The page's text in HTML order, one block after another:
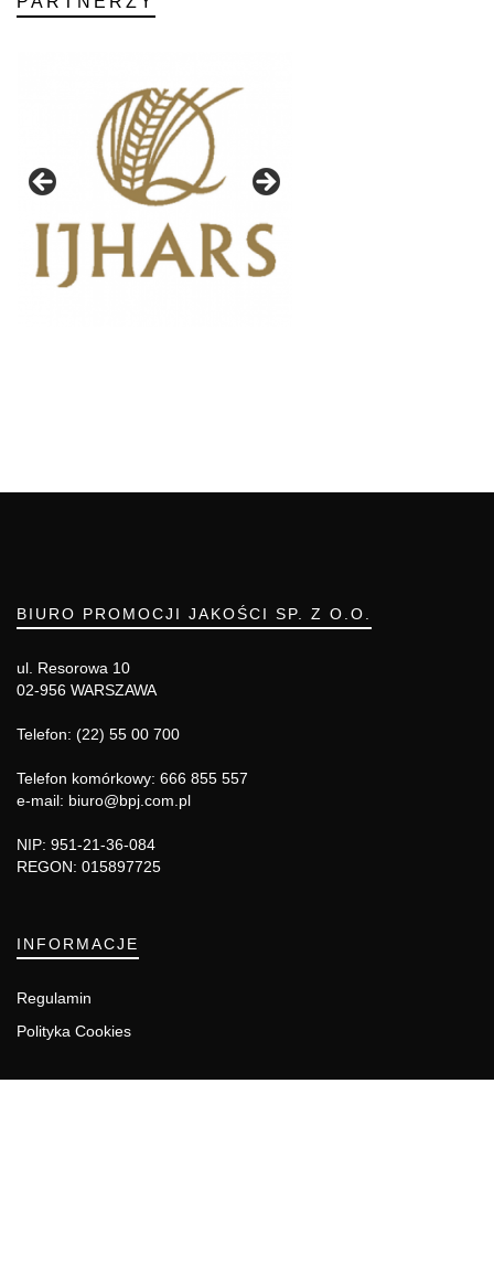
BIURO PROMOCJI JAKOŚCI SP. Z O.O.
ul. Resorowa 10
02-956 WARSZAWA
Telefon: (22) 55 00 700
Telefon komórkowy: 666 855 557
e-mail: biuro@bpj.com.pl
NIP: 951-21-36-084
REGON: 015897725
INFORMACJE
Regulamin
Polityka Cookies